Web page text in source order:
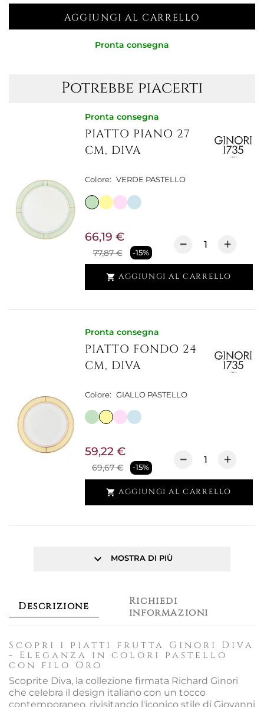
AGGIUNGI AL CARRELLO
Pronta consegna
Potrebbe piacerti
Pronta consegna
PIATTO PIANO 27
CM, DIVA
Colore: VERDE PASTELLO
77,87 € -15%
66,19 €
 AGGIUNGI AL CARRELLO
Pronta consegna
PIATTO FONDO 24
CM, DIVA
Colore: GIALLO PASTELLO
69,67 € -15%
59,22 €
 AGGIUNGI AL CARRELLO
keyboard_arrow_down MOSTRA DI PIÙ
Descrizione
Richiedi
informazioni
Scopri i piatti frutta Ginori Diva
- Eleganza in colori pastello
con filo Oro
Scoprite Diva, la collezione firmata Richard Ginori
che celebra il design italiano con un tocco
contemporaneo, rivisitando l'iconico stile di Giovanni